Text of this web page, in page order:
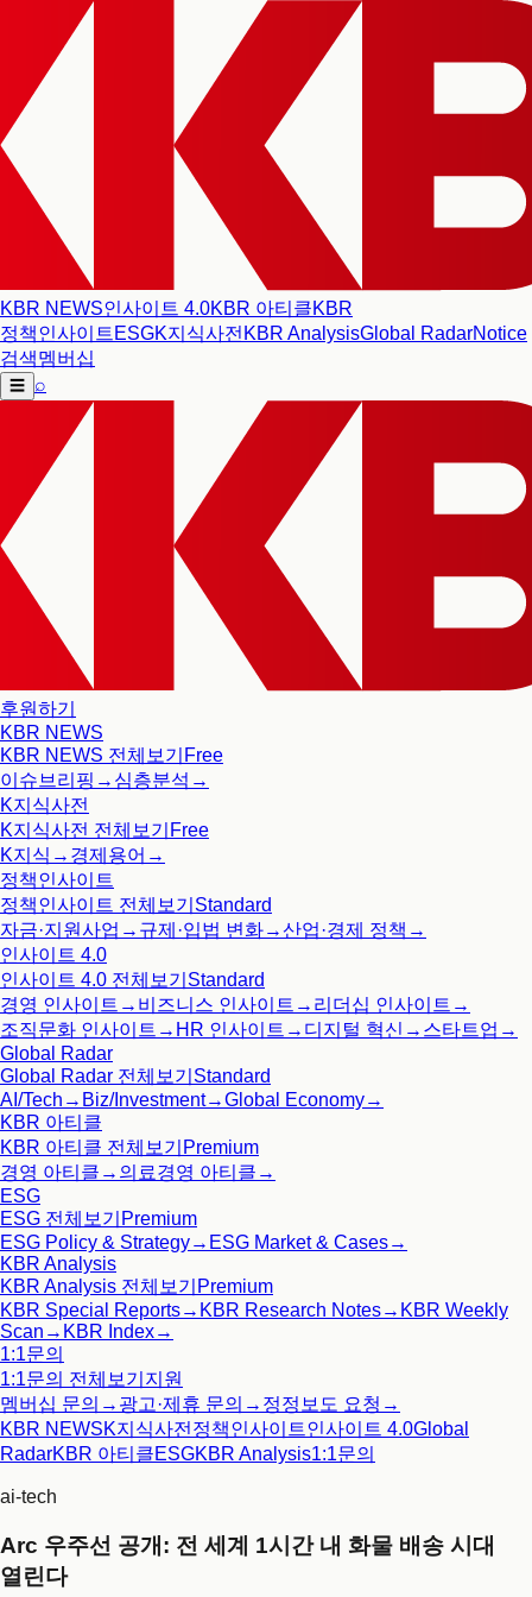
KBR NEWS인사이트 4.0KBR 아티클KBR
정책인사이트 ESGK지식사전 KBR AnalysisGlobal RadarNotice
검색멤버십
☰ ⌕
후원하기
KBR NEWS
KBR NEWS 전체보기 Free
이슈브리핑 → 심층분석 →
K지식사전
K지식사전 전체보기 Free
K지식 → 경제용어 →
정책인사이트
정책인사이트 전체보기 Standard
자금·지원사업 → 규제·입법 변화→산업·경제 정책 →
인사이트 4.0
인사이트 4.0 전체보기 Standard
경영 인사이트 → 비즈니스 인사이트 → 리더십 인사이트 →
조직문화 인사이트 → HR 인사이트 → 디지털 혁신 → 스타트업 →
Global Radar
Global Radar 전체보기 Standard
AI/Tech → Biz/Investment→Global Economy→
KBR 아티클
KBR 아티클 전체보기 Premium
경영 아티클 → 의료경영 아티클 →
ESG
ESG 전체보기 Premium
ESG Policy & Strategy→ ESG Market & Cases→
KBR Analysis
KBR Analysis 전체보기 Premium
KBR Special Reports→ KBR Research Notes→ KBR Weekly
Scan → KBR Index→
1:1문의
1:1문의 전체보기 지원
멤버십 문의 → 광고·제휴 문의 → 정정보도 요청 →
KBR NEWSK지식사전 정책인사이트인사이트 4.0Global
RadarKBR 아티클ESGKBR Analysis1:1문의
ai-tech
Arc 우주선 공개: 전 세계 1시간 내 화물 배송 시대
열린다